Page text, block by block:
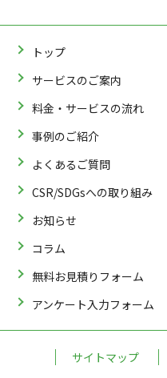
トップ
サービスのご案内
料金・サービスの流れ
事例のご紹介
よくあるご質問
CSR/SDGsへの取り組み
お知らせ
コラム
無料お見積りフォーム
アンケート入力フォーム
サイトマップ